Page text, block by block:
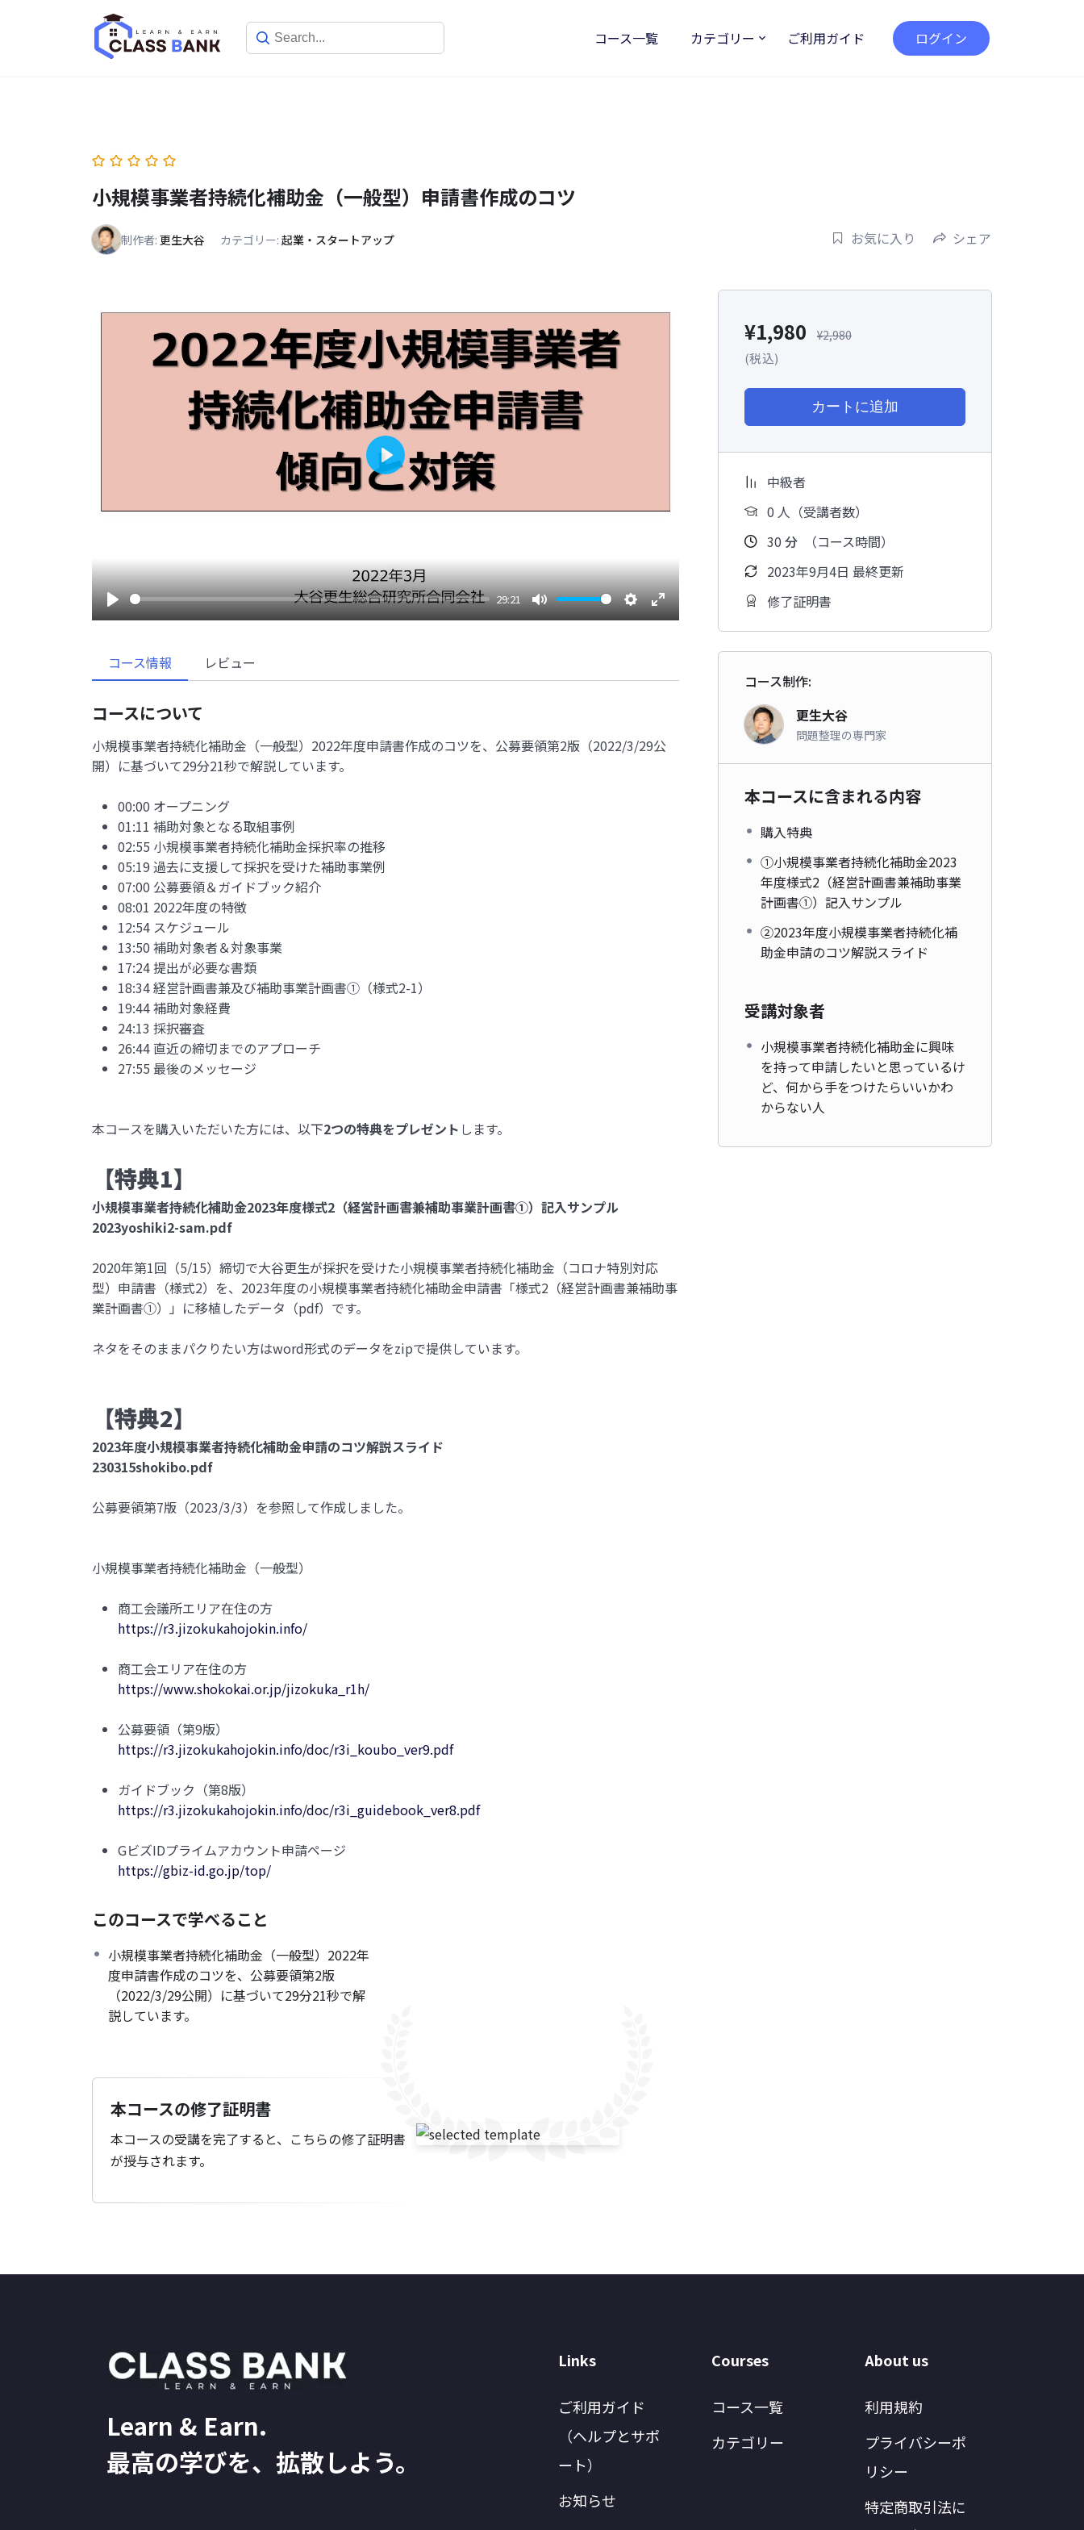
コース一覧 カテゴリー ご利用ガイド ログイン
小規模事業者持続化補助金（一般型）申請書作成のコツ
制作者: 更生大谷 カテゴリー: 起業・スタートアップ お気に入り シェア
Play
29:21
Mute Settings
Enter
Play
コース情報 レビュー
コースについて
小規模事業者持続化補助金（一般型）2022年度申請書作成のコツを、公募要領第2版（2022/3/29公
開）に基づいて29分21秒で解説しています。
00:00 オープニング
01:11 補助対象となる取組事例
02:55 小規模事業者持続化補助金採択率の推移
05:19 過去に支援して採択を受けた補助事業例
07:00 公募要領＆ガイドブック紹介
08:01 2022年度の特徴
12:54 スケジュール
13:50 補助対象者＆対象事業
17:24 提出が必要な書類
18:34 経営計画書兼及び補助事業計画書①（様式2-1）
19:44 補助対象経費
24:13 採択審査
26:44 直近の締切までのアプローチ
27:55 最後のメッセージ
本コースを購入いただいた方には、以下2つの特典をプレゼント します。
【特典1】
小規模事業者持続化補助金2023年度様式2（経営計画書兼補助事業計画書①）記入サンプル
2023yoshiki2-sam.pdf
2020年第1回（5/15）締切で大谷更生が採択を受けた小規模事業者持続化補助金（コロナ特別対応
型）申請書（様式2）を、2023年度の小規模事業者持続化補助金申請書「様式2（経営計画書兼補助事
業計画書①）」に移植したデータ（pdf）です。
ネタをそのままパクりたい方はword形式のデータをzipで提供しています。
【特典2】
2023年度小規模事業者持続化補助金申請のコツ解説スライド
230315shokibo.pdf
公募要領第7版（2023/3/3）を参照して作成しました。
小規模事業者持続化補助金（一般型）
商工会議所エリア在住の方
https://r3.jizokukahojokin.info/
商工会エリア在住の方
https://www.shokokai.or.jp/jizokuka_r1h/
公募要領（第9版）
https://r3.jizokukahojokin.info/doc/r3i_koubo_ver9.pdf
ガイドブック（第8版）
https://r3.jizokukahojokin.info/doc/r3i_guidebook_ver8.pdf
GビズIDプライムアカウント申請ページ
https://gbiz-id.go.jp/top/
このコースで学べること
小規模事業者持続化補助金（一般型）2022年
度申請書作成のコツを、公募要領第2版
（2022/3/29公開）に基づいて29分21秒で解
説しています。
本コースの修了証明書
本コースの受講を完了すると、こちらの修了証明書
が授与されます。
¥1,980 ¥2,980
(税込)
カートに追加
中級者
0 人（受講者数）
30 分
（コース時間）
2023年9月4日 最終更新
修了証明書
コース制作:
更生大谷
問題整理の専門家
本コースに含まれる内容
購入特典
①小規模事業者持続化補助金2023
年度様式2（経営計画書兼補助事業
計画書①）記入サンプル
②2023年度小規模事業者持続化補
助金申請のコツ解説スライド
受講対象者
小規模事業者持続化補助金に興味
を持って申請したいと思っているけ
ど、何から手をつけたらいいかわ
からない人
Learn & Earn.
最高の学びを、拡散しよう。
Links
ご利用ガイド
（ヘルプとサポ
ート）
お知らせ
Courses
コース一覧
カテゴリー
About us
利用規約
プライバシーポ
リシー
特定商取引法に